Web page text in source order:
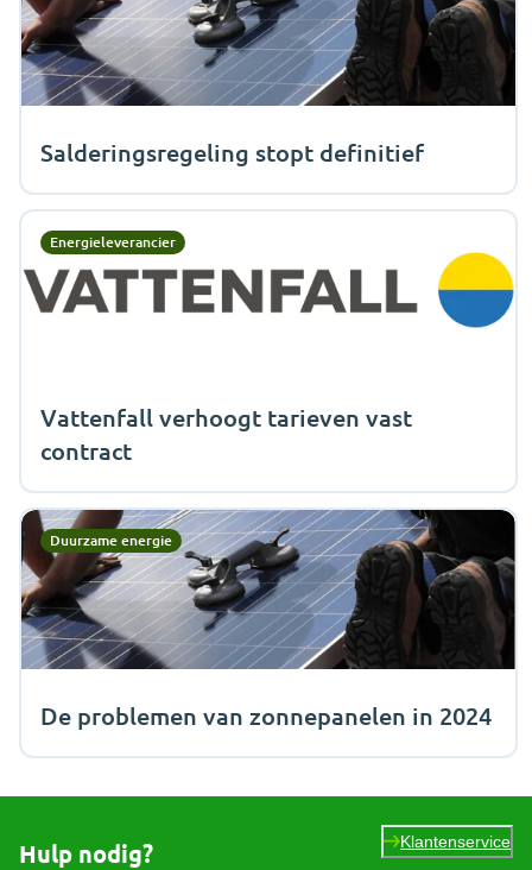
Salderingsregeling stopt definitief
Energieleverancier
Vattenfall verhoogt tarieven vast
contract
Duurzame energie
De problemen van zonnepanelen in 2024
Hulp nodig? Klantenservice